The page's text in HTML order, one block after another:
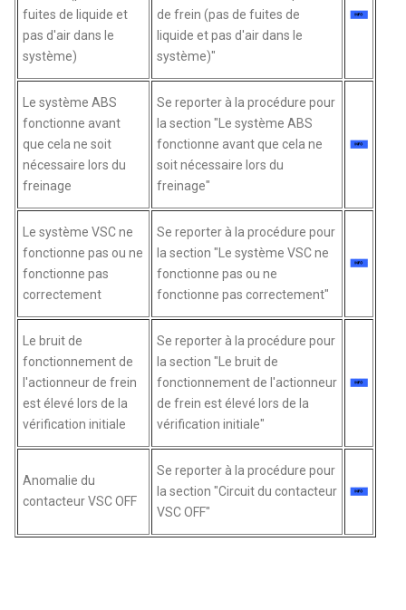
fuites de liquide et
pas d'air dans le
système)
de frein (pas de fuites de
liquide et pas d'air dans le
système)"
Le système ABS
fonctionne avant
que cela ne soit
nécessaire lors du
freinage
Se reporter à la procédure pour
la section "Le système ABS
fonctionne avant que cela ne
soit nécessaire lors du
freinage"
Le système VSC ne
fonctionne pas ou ne
fonctionne pas
correctement
Se reporter à la procédure pour
la section "Le système VSC ne
fonctionne pas ou ne
fonctionne pas correctement"
Le bruit de
fonctionnement de
l'actionneur de frein
est élevé lors de la
vérification initiale
Se reporter à la procédure pour
la section "Le bruit de
fonctionnement de l'actionneur
de frein est élevé lors de la
vérification initiale"
Anomalie du
contacteur VSC OFF
Se reporter à la procédure pour
la section "Circuit du contacteur
VSC OFF"